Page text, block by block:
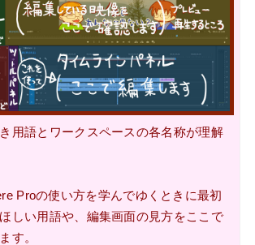
用語とワークスペースの各名称が理解
Proの使い方を学んでゆくときに最初
しい用語や、編集画面の見方をここで
す。